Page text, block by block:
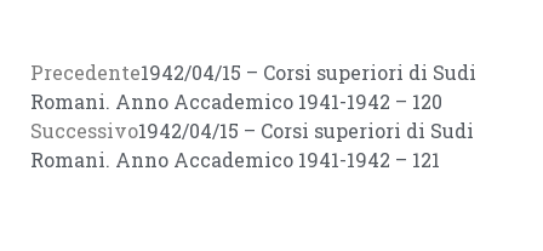
Precedente1942/04/15 – Corsi superiori di Sudi
Romani. Anno Accademico 1941-1942 – 120
Successivo1942/04/15 – Corsi superiori di Sudi
Romani. Anno Accademico 1941-1942 – 121